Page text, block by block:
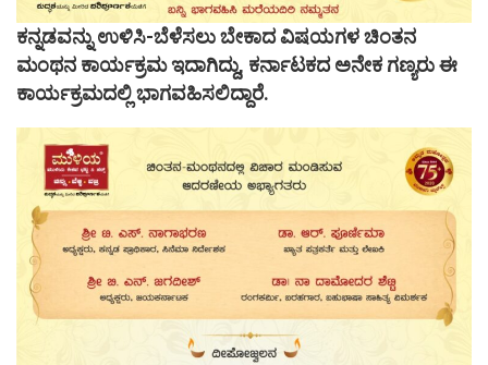
ಕನ್ನಡವನ್ನು ಉಳಿಸಿ-ಬೆಳೆಸಲು ಬೇಕಾದ ವಿಷಯಗಳ ಚಿಂತನ
ಮಂಥನ ಕಾರ್ಯಕ್ರಮ ಇದಾಗಿದ್ದು, ಕರ್ನಾಟಕದ ಅನೇಕ ಗಣ್ಯರು ಈ
ಕಾರ್ಯಕ್ರಮದಲ್ಲಿ ಭಾಗವಹಿಸಲಿದ್ದಾರೆ.